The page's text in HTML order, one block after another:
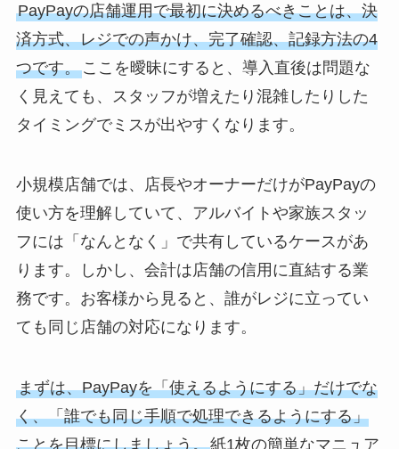
PayPayの店舗運用で最初に決めるべきことは、決
済方式、レジでの声かけ、完了確認、記録方法の4
つです。ここを曖昧にすると、導入直後は問題な
く見えても、スタッフが増えたり混雑したりした
タイミングでミスが出やすくなります。
小規模店舗では、店長やオーナーだけがPayPayの
使い方を理解していて、アルバイトや家族スタッ
フには「なんとなく」で共有しているケースがあ
ります。しかし、会計は店舗の信用に直結する業
務です。お客様から見ると、誰がレジに立ってい
ても同じ店舗の対応になります。
まずは、PayPayを「使えるようにする」だけでな
く、「誰でも同じ手順で処理できるようにする」
ことを目標にしましょう。紙1枚の簡単なマニュア